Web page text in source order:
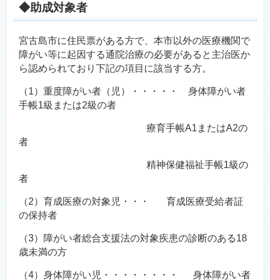
◆助成対象者
宮古島市に住民票がある方で、本市以外の医療機関で
障がい等に起因する通院治療の必要があると主治医か
ら認められており下記の項目に該当する方。
（1）重度障がい者（児）・・・・・ 身体障がい者
手帳1級または2級の者
療育手帳A1またはA2の
者
精神保健福祉手帳1級の
者
（2）育成医療の対象児・・・ 育成医療受給者証
の保持者
（3）障がい者総合支援法の対象疾患の診断のある18
歳未満の方
（4）身体障がい児・・・・・・・・ 身体障がい者